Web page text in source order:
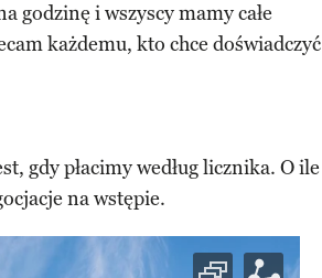
godzinę i wszyscy mamy całe
każdemu, kto chce doświadczyć
gdy płacimy według licznika. O ile
na wstępie.